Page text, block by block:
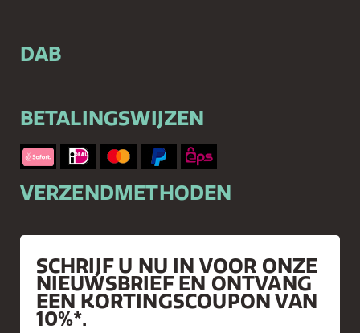
DAB
BETALINGSWIJZEN
VERZENDMETHODEN
SCHRIJF U NU IN VOOR ONZE
NIEUWSBRIEF EN ONTVANG
EEN KORTINGSCOUPON VAN
10%*.